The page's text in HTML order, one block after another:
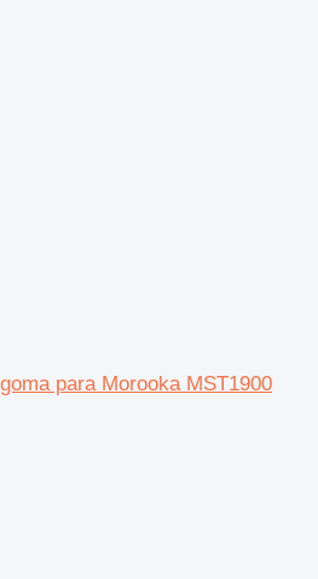
para Morooka MST1900